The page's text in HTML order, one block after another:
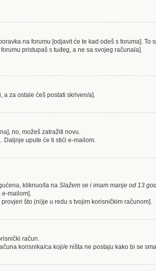
na forumu [odjavit će te kad odeš s foruma]. To
pristupaš s tuđeg, a ne sa svojeg računala].
za ostale ćeš postati skriven/a].
no, možeš zatražiti novu.
Daljnje upute će ti stići e-mailom.
kliknuo/la na Slažem se i imam manje od 13
mailom].
što (ni)je u redu s tvojim korisničkim računom].
račun.
korisnika/ca koji/e ništa ne postaju kako bi se